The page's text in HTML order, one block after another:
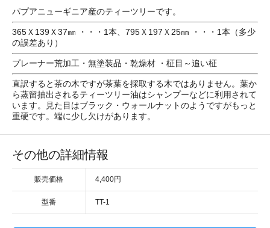
パプアニューギニア産のティーツリーです。
365Ｘ139Ｘ37㎜ ・・・1本、795Ｘ197Ｘ25㎜ ・・・1本（多少
の誤差あり）
プレーナー荒加工・無塗装品・乾燥材 ・柾目～追い柾
直訳すると茶の木ですが茶葉を採取する木ではありません。葉か
ら蒸留抽出されるティーツリー油はシャンプーなどに利用されて
います。見た目はブラック・ウォールナットのようですがもっと
重硬です。端に少し欠けがあります。
その他の詳細情報
販売価格 4,400円
型番 TT-1